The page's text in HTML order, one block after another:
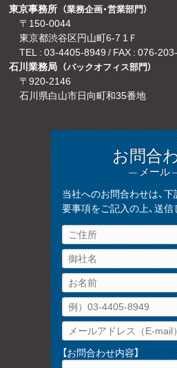
東京事務所 （業務企画・営業部門）
〒150-0044
東京都渋谷区円山町6-7 1Ｆ
TEL : 03-4405-8949 / FAX : 076-
石川業務局 （バックオフィス部門）
〒920-2146
石川県白山市日向町和35番地
お問合
— メール
当社へのお問合わせは、
要事項をご記入の上、送
【お問合わせ内容】